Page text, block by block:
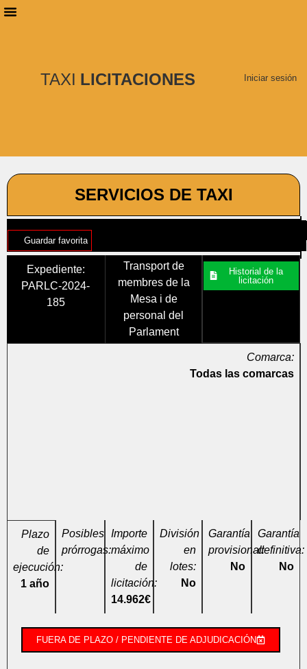
TAXI LICITACIONES Iniciar sesión
SERVICIOS DE TAXI
Guardar favorita
Expediente:
PARLC-2024-
185
Transport de
membres de la
Mesa i de
personal del
Parlament
Historial de la
licitación
Comarca:
Todas las comarcas
Plazo
de
ejecución:
1 año
Posibles
prórrogas:
Importe
máximo
de
licitación:
14.962€
División
en
lotes:
No
Garantía
provisional:
No
Garantía
definitiva:
No
FUERA DE PLAZO / PENDIENTE DE ADJUDICACIÓN